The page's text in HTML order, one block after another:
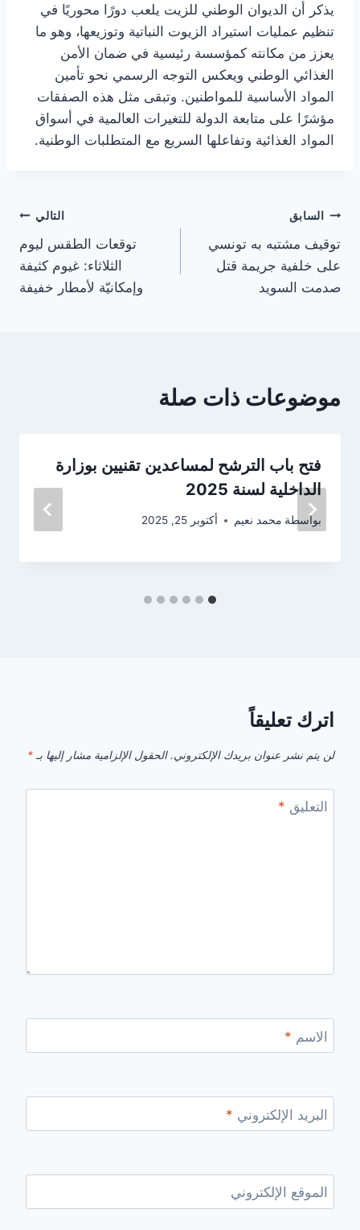
يذكر أن الديوان الوطني للزيت يلعب دورًا محوريًا في
تنظيم عمليات استيراد الزيوت النباتية وتوزيعها، وهو ما
يعزز من مكانته كمؤسسة رئيسية في ضمان الأمن
الغذائي الوطني ويعكس التوجه الرسمي نحو تأمين
المواد الأساسية للمواطنين. وتبقى مثل هذه الصفقات
مؤشرًا على متابعة الدولة للتغيرات العالمية في أسواق
المواد الغذائية وتفاعلها السريع مع المتطلبات الوطنية.
تصفّح
المقالات
السابق
توقيف مشتبه به تونسي
على خلفية جريمة قتل
صدمت السويد
التالي
توقعات الطقس ليوم
الثلاثاء: غيوم كثيفة
وإمكانيّة لأمطار خفيفة
موضوعات ذات صلة
فتح باب الترشح لمساعدين تقنيين بوزارة
الداخلية لسنة 2025
بواسطة محمد نعيم أكتوبر 25, 2025
اترك تعليقاً
لن يتم نشر عنوان بريدك الإلكتروني. الحقول الإلزامية مشار إليها بـ *
التعليق *
الاسم *
البريد الإلكتروني *
الموقع الإلكتروني